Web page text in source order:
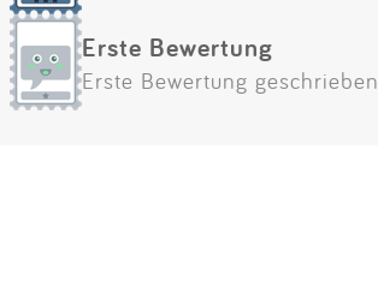
Erste Bewertung
Erste Bewertung geschrieben